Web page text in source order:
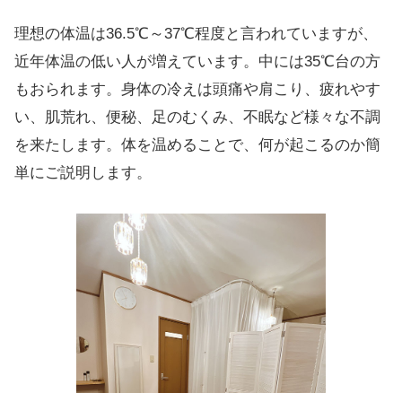
理想の体温は36.5℃～37℃程度と言われていますが、
近年体温の低い人が増えています。中には35℃台の方
もおられます。身体の冷えは頭痛や肩こり、疲れやす
い、肌荒れ、便秘、足のむくみ、不眠など様々な不調
を来たします。体を温めることで、何が起こるのか簡
単にご説明します。